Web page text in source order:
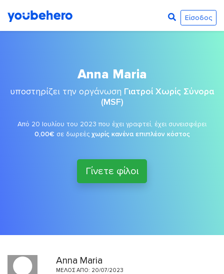
Είσοδος
Anna Maria
υποστηρίζει την οργάνωση Γιατροί Χωρίς Σύνορα
(MSF)
Από 20 Ιουλίου του 2023 που έχει γραφτεί, έχει συνεισφέρει
0,00€ σε δωρεές χωρίς κανένα επιπλέον κόστος
Γίνετε φίλοι
Anna Maria
ΜΈΛΟΣ ΑΠΌ: 20/07/2023